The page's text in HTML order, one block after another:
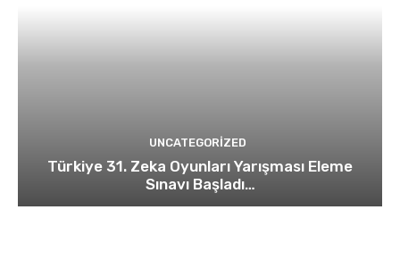
UNCATEGORIZED
Türkiye 31. Zeka Oyunları Yarışması Eleme
Sınavı Başladı…